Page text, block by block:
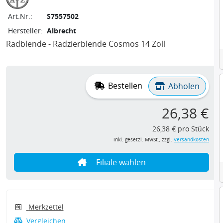
Art.Nr.:
S7557502
Hersteller: Albrecht
Radblende - Radzierblende Cosmos 14 Zoll
Bestellen Abholen
26,38 €
26,38 € pro Stück
inkl. gesetzl. MwSt., zzgl. Versandkosten
Filiale wählen
Merkzettel
Vergleichen